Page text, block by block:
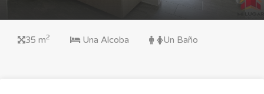
35 m2 Una Alcoba Un Baño